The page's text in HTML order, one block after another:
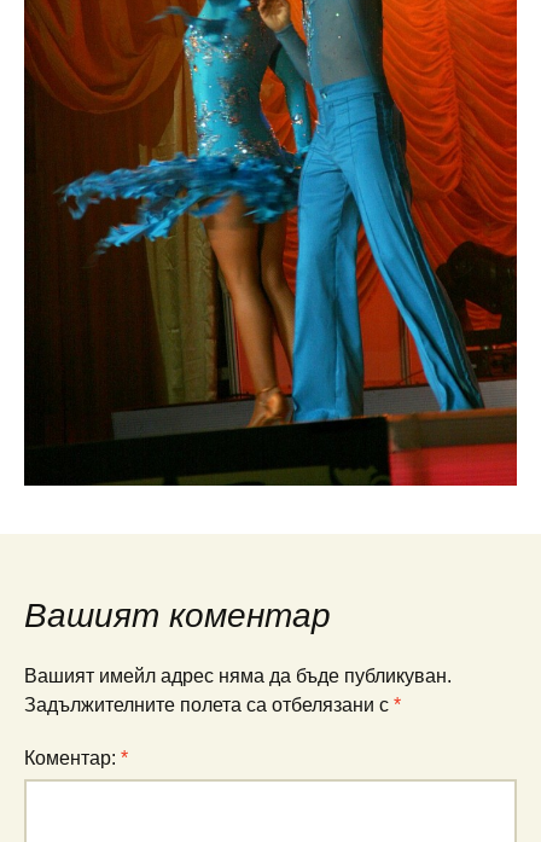
Вашият коментар
Вашият имейл адрес няма да бъде публикуван.
Задължителните полета са отбелязани с *
Коментар: *